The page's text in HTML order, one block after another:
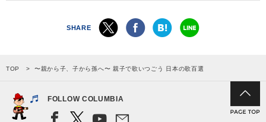
SHARE
TOP 〜親から子、子から孫へ〜 親子で歌いつごう 日本の歌百選
FOLLOW COLUMBIA